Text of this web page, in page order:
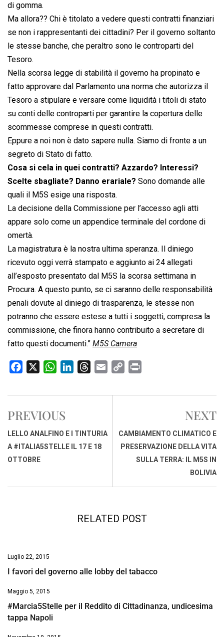
di gomma.
Ma allora?? Chi è titolato a vedere questi contratti finanziari
se non i rappresentanti dei cittadini? Per il governo soltanto
le stesse banche, che peraltro sono le controparti del
Tesoro.
Nella scorsa legge di stabilità il governo ha propinato e
fatto approvare dal Parlamento una norma che autorizza il
Tesoro a stipulare e versare come liquidità i titoli di stato
su conti delle controparti per garantire la copertura delle
scommesse comprese in questi contratti.
Eppure a noi non è dato sapere nulla. Siamo di fronte a un
segreto di Stato di fatto.
Cosa si cela in quei contratti? Azzardo? Interessi?
Scelte sbagliate? Danno erariale? Sono domande alle
quali il M5S esige una risposta.
La decisione della Commissione per l’accesso agli atti
appare solo come un appendice terminale del cordone di
omertà.
La magistratura è la nostra ultima speranza. Il diniego
ricevuto oggi verrà stampato e aggiunto ai 24 allegati
all’esposto presentato dal M5S la scorsa settimana in
Procura. A questo punto, se ci saranno delle responsabilità
penali dovute al diniego di trasparenza, le stesse non
potranno che essere estese a tutti i soggetti, compresa la
commissione, che finora hanno contribuito a secretare di
fatto questi documenti.” M5S Camera
c
b
o
o
k
W
a
s
A
p
n
d
I
r
d
s
a
p
i
n
i
PREVIOUS
LELLO ANALFINO E I TINTURIA
A #ITALIA5STELLE IL 17 E 18
OTTOBRE
NEXT
CAMBIAMENTO CLIMATICO E
PRESERVAZIONE DELLA VITA
SULLA TERRA: IL M5S IN
BOLIVIA
RELATED POST
Luglio 22, 2015
I favori del governo alle lobby del tabacco
Maggio 5, 2015
#Marcia5Stelle per il Reddito di Cittadinanza, undicesima
tappa Napoli